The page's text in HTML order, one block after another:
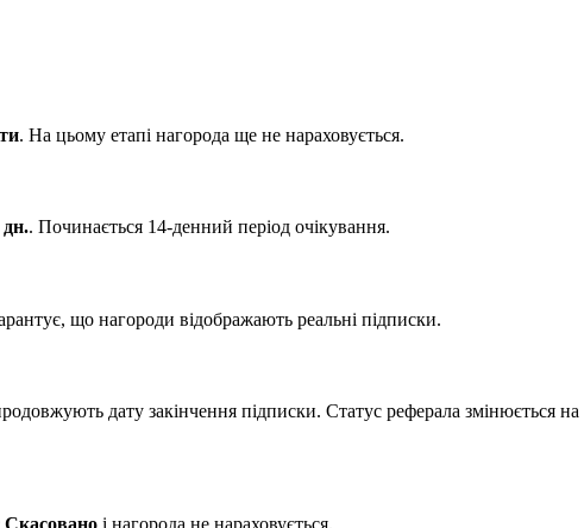
. На цьому етапі нагорода ще не нараховується.
дн.. Починається 14-денний період очікування.
що нагороди відображають реальні підписки.
дату закінчення підписки. Статус реферала змінюється на